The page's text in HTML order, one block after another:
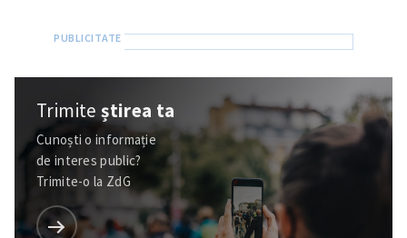
Trimite o informație
Despre ZdG
in English
на русском
Trimiteștirea ta
Cunoști o informație
de interes public?
Trimite-o la ZdG